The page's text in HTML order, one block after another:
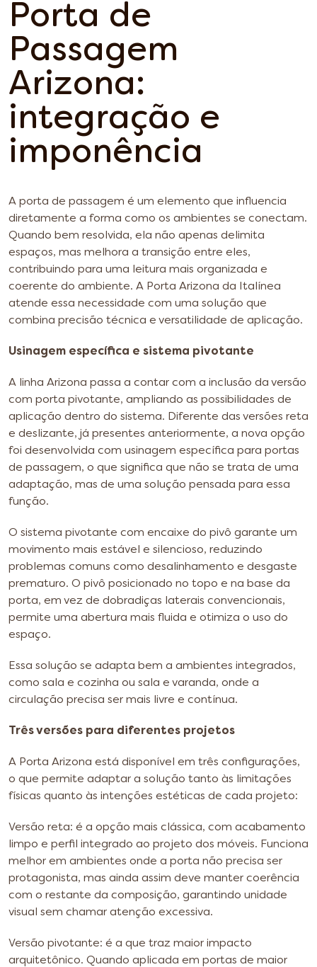
Porta de
Passagem
Arizona:
integração e
imponência
A porta de passagem é um elemento que influencia
diretamente a forma como os ambientes se conectam.
Quando bem resolvida, ela não apenas delimita
espaços, mas melhora a transição entre eles,
contribuindo para uma leitura mais organizada e
coerente do ambiente. A Porta Arizona da Italínea
atende essa necessidade com uma solução que
combina precisão técnica e versatilidade de aplicação.
Usinagem específica e sistema pivotante
A linha Arizona passa a contar com a inclusão da versão
com porta pivotante, ampliando as possibilidades de
aplicação dentro do sistema. Diferente das versões reta
e deslizante, já presentes anteriormente, a nova opção
foi desenvolvida com usinagem específica para portas
de passagem, o que significa que não se trata de uma
adaptação, mas de uma solução pensada para essa
função.
O sistema pivotante com encaixe do pivô garante um
movimento mais estável e silencioso, reduzindo
problemas comuns como desalinhamento e desgaste
prematuro. O pivô posicionado no topo e na base da
porta, em vez de dobradiças laterais convencionais,
permite uma abertura mais fluida e otimiza o uso do
espaço.
Essa solução se adapta bem a ambientes integrados,
como sala e cozinha ou sala e varanda, onde a
circulação precisa ser mais livre e contínua.
Três versões para diferentes projetos
A Porta Arizona está disponível em três configurações,
o que permite adaptar a solução tanto às limitações
físicas quanto às intenções estéticas de cada projeto:
Versão reta: é a opção mais clássica, com acabamento
limpo e perfil integrado ao projeto dos móveis. Funciona
melhor em ambientes onde a porta não precisa ser
protagonista, mas ainda assim deve manter coerência
com o restante da composição, garantindo unidade
visual sem chamar atenção excessiva.
Versão pivotante: é a que traz maior impacto
arquitetônico. Quando aplicada em portas de maior